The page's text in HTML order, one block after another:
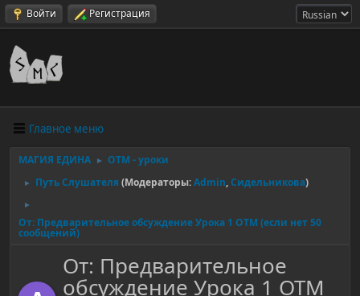
Войти Регистрация
Главное меню
МАГИЯ ЕДИНА ► ОТМ - уроки
► Путь Слушателя (Модераторы:Admin,Сидельникова)
►
От: Предварительное обсуждение Урока 1 ОТМ (если нет 50
сообщений)
От: Предварительное
обсуждение Урока 1 ОТМ